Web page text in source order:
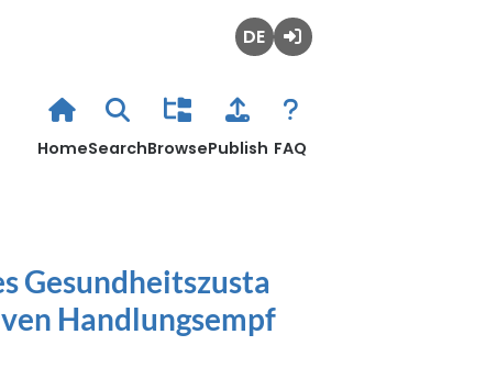
HomeSearchBrowsePublish FAQ
Gesundheitszusta
Handlungsempf